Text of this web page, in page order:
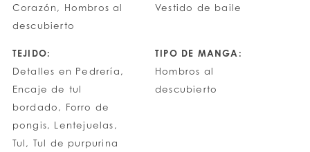
Corazón, Hombros al
descubierto
Vestido de baile
TEJIDO:
Detalles en Pedrería,
Encaje de tul
bordado, Forro de
pongis, Lentejuelas,
Tul, Tul de purpurina
TIPO DE MANGA:
Hombros al
descubierto